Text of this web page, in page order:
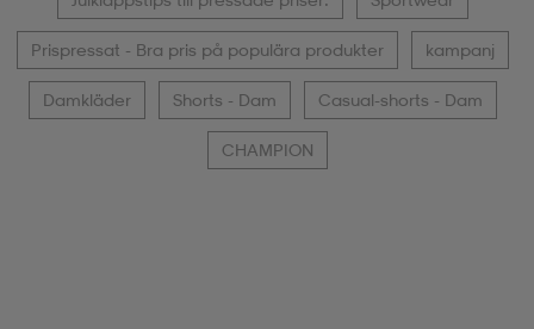
Prispressat - Bra pris på populära produkter kampanj
Damkläder Shorts - Dam Casual-shorts - Dam
CHAMPION